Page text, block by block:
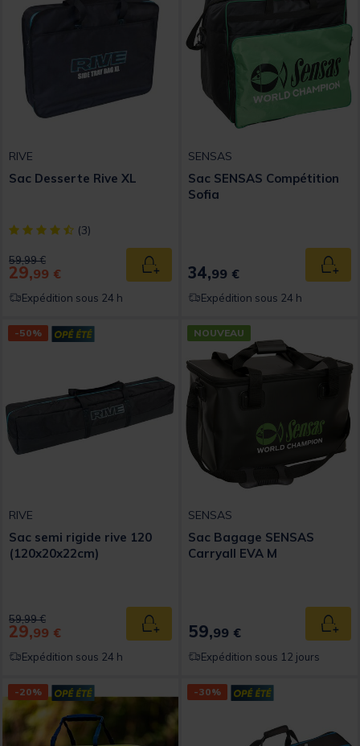
RIVE
Sac Desserte Rive XL
[object Object] out of 5 Customer Rating
(3)
Price reduced from
59,99 €to
29,99 € Ajouter au panier
Expédition sous 24 h
SENSAS
Sac SENSAS Compétition
Sofia
34,99 €
Expédition sous 24 h
-50%
RIVE
Sac semi rigide rive 120
(120x20x22cm)
Price reduced from
59,99 €to
29,99 € Ajouter au panier
Expédition sous 24 h
NOUVEAU
SENSAS
Sac Bagage SENSAS
Carryall EVA M
59,99 €
Expédition sous 12 jours
-20% -30%